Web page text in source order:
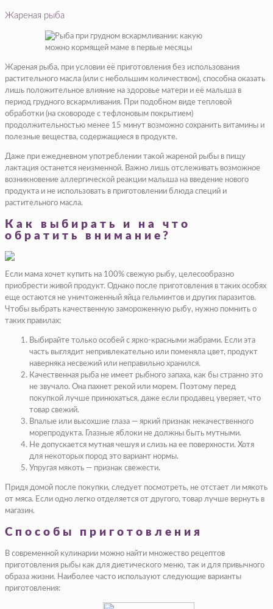
Жареная рыба
Жареная рыба, при условии её приготовления без использования
растительного масла (или с небольшим количеством), способна оказать
лишь положительное влияние на здоровье матери и её малыша в
период грудного вскармливания. При подобном виде тепловой
обработки (на сковороде с тефлоновым покрытием)
продолжительностью менее 15 минут возможно сохранить витамины и
полезные вещества, содержащиеся в продукте.
Даже при ежедневном употреблении такой жареной рыбы в пищу
лактация останется неизменной. Важно лишь отслеживать возможное
возникновение аллергической реакции малыша на введение нового
продукта и не использовать в приготовлении блюда специй и
растительного масла.
Как выбирать и на что
обратить внимание?
Если мама хочет купить на 100% свежую рыбу, целесообразно
приобрести живой продукт. Однако после приготовления в таких особях
еще остаются не уничтоженный яйца гельминтов и других паразитов.
Чтобы выбрать качественную замороженную рыбу, нужно помнить о
таких правилах:
Выбирайте только особей с ярко-красными жабрами. Если эта
часть выглядит непривлекательно или поменяла цвет, продукт
наверняка несвежий или неправильно хранился.
Качественная рыба не имеет рыбного запаха, как бы странно это
не звучало. Она пахнет рекой или морем. Поэтому перед
покупкой лучше принюхаться, даже если продавец уверяет, что
товар свежий.
Впалые или высохшие глаза — яркий признак некачественного
морепродукта. Глазные яблоки не должны быть мутными.
Не допускается мутная чешуя и слизь на ее поверхности. Хотя
для некоторых пород это вариант нормы.
Упругая мякоть — признак свежести.
Придя домой после покупки, следует посмотреть, не отстает ли мякоть
от мяса. Если одно легко отделяется от другого, товар лучше вернуть в
магазин.
Способы приготовления
В современной кулинарии можно найти множество рецептов
приготовления рыбы как для диетического меню, так и для привычного
образа жизни. Наиболее часто используют следующие варианты
приготовления: